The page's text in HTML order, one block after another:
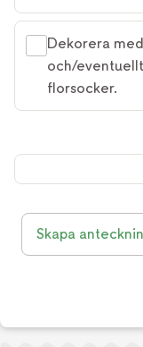
Dekorera
och/
florsocker.
Skapa